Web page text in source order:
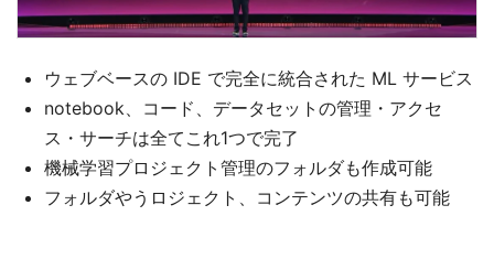
ウェブベースの IDE で完全に統合された ML サービス
notebook、コード、データセットの管理・アクセ
ス・サーチは全てこれ1つで完了
機械学習プロジェクト管理のフォルダも作成可能
フォルダやうロジェクト、コンテンツの共有も可能